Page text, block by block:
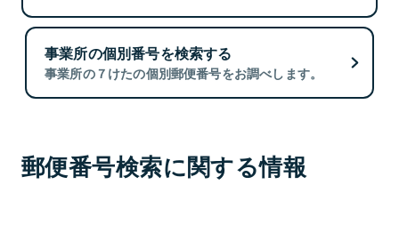
事業所の個別番号を検索する
事業所の７けたの個別郵便番号をお調べします。
郵便番号検索に関する情報